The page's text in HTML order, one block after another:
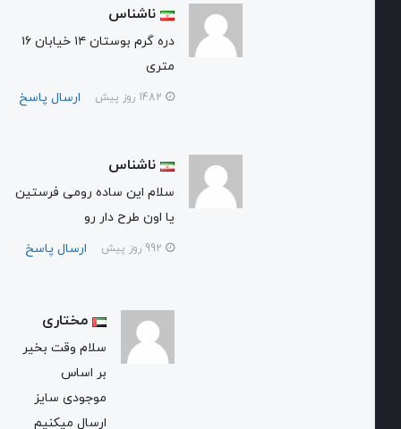
ناشناس
دره گرم بوستان ۱۴ خیابان ۱۶
ارسال پاسخ
ناشناس
سلام این ساده رومی فرستین
یا اون طرح دار رو
ارسال پاسخ
مختاری
سلام وقت بخیر
موجودی سایز
ارسال میکنیم